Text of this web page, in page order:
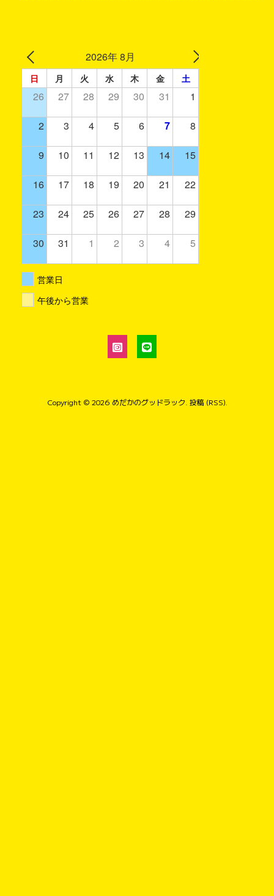
2026年 8月
日 月 火 水 木 金 土
26 27 28 29 30 31 1
2 3 4 5 6 7 8
9 10 11 12 13 14 15
16 17 18 19 20 21 22
23 24 25 26 27 28 29
30 31 1 2 3 4 5
営業日
午後から営業
Copyright © 2026 めだかのグッドラック 投稿 (RSS).